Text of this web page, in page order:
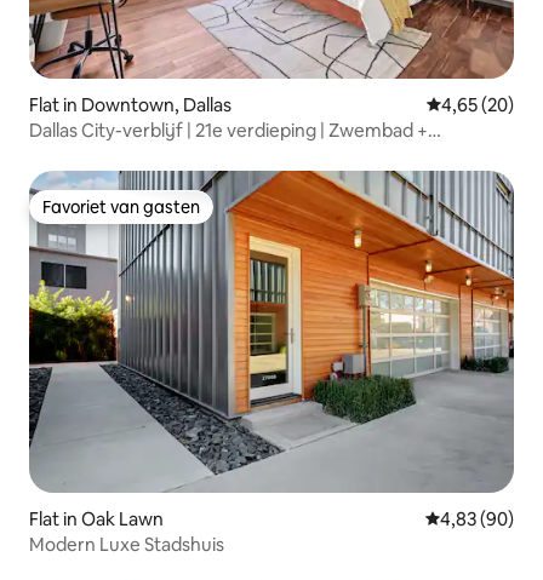
Flat in Downtown, Dallas Gemiddelde
4,65 (20)
Dallas City-verblijf | 21e verdieping | Zwembad +
Favoriet van gasten
Favoriet van gasten
Flat in Oak Lawn Gemiddelde
4,83 (90)
Modern Luxe Stadshuis